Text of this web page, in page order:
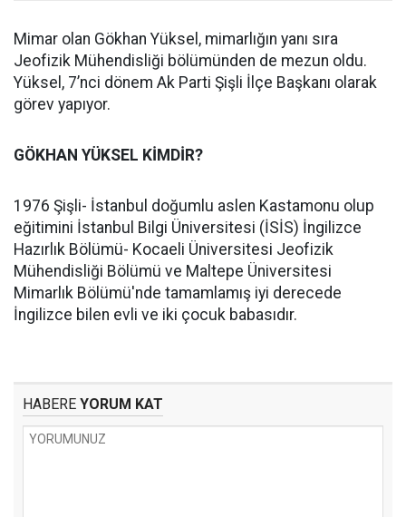
Mimar olan Gökhan Yüksel, mimarlığın yanı sıra
Jeofizik Mühendisliği bölümünden de mezun oldu.
Yüksel, 7’nci dönem Ak Parti Şişli İlçe Başkanı olarak
görev yapıyor.
GÖKHAN YÜKSEL KİMDİR?
1976 Şişli- İstanbul doğumlu aslen Kastamonu olup
eğitimini İstanbul Bilgi Üniversitesi (İSİS) İngilizce
Hazırlık Bölümü- Kocaeli Üniversitesi Jeofizik
Mühendisliği Bölümü ve Maltepe Üniversitesi
Mimarlık Bölümü'nde tamamlamış iyi derecede
İngilizce bilen evli ve iki çocuk babasıdır.
HABERE YORUM KAT